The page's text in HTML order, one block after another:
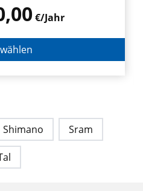
€/Jahr
Shimano Sram